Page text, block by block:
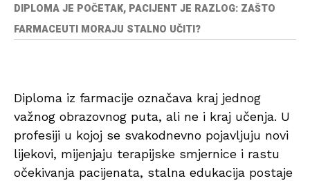
DIPLOMA JE POČETAK, PACIJENT JE RAZLOG: ZAŠTO
FARMACEUTI MORAJU STALNO UČITI?
Diploma iz farmacije označava kraj jednog
važnog obrazovnog puta, ali ne i kraj učenja. U
profesiji u kojoj se svakodnevno pojavljuju novi
lijekovi, mijenjaju terapijske smjernice i rastu
očekivanja pacijenata, stalna edukacija postaje